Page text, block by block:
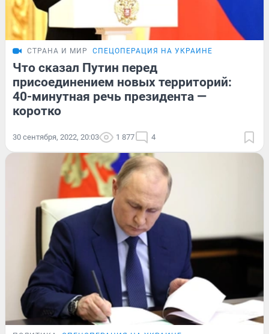
СТРАНА И МИР СПЕЦОПЕРАЦИЯ НА УКРАИНЕ
Что сказал Путин перед
присоединением новых территорий:
40-минутная речь президента —
коротко
30 сентября, 2022, 20:03 1 877 4